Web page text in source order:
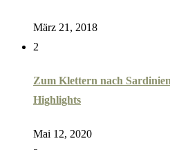
März 21, 2018
2
Zum Klettern nach
Highlights
Mai 12, 2020